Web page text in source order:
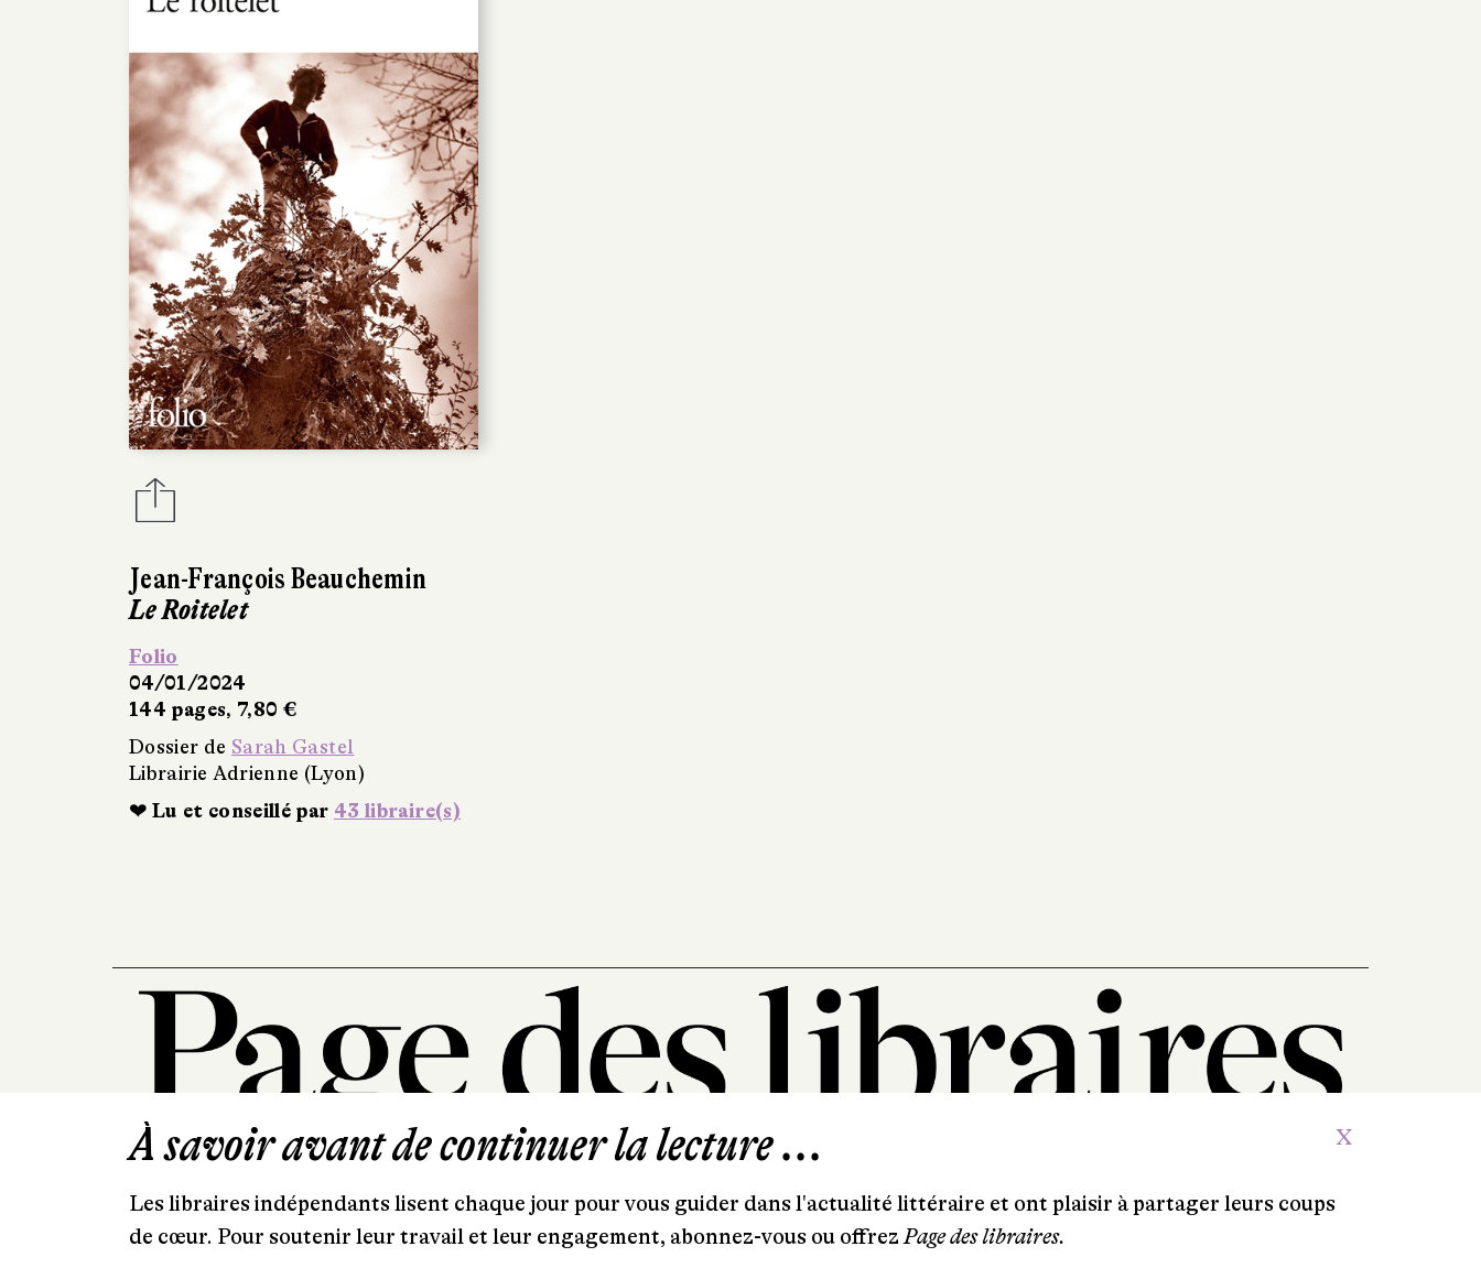
Jean-François Beauchemin
Le Roitelet
Folio
04/01/2024
144 pages, 7,80 €
Dossier de Sarah Gastel
Librairie Adrienne (Lyon)
❤ Lu et conseillé par 43 libraire(s)
101, rue Saint-Lazare
T. 01 44 41 97 20
À savoir avant de continuer la lecture ... X
Les libraires indépendants lisent chaque jour pour vous guider dans l'actualité littéraire et ont plaisir à partager leurs coups
de cœur. Pour soutenir leur travail et leur engagement, abonnez-vous ou offrezPage des libraires.